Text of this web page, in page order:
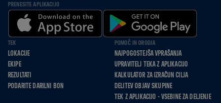
PRENESITE APLIKACIJO
TEK
LOKACIJE
EKIPE
REZULTATI
PODARITE DARILNI BON
POMOČ IN ORODJA
NAJPOGOSTEJŠA VPRAŠANJA
UPRAVITELJ TEKA Z APLIKACIJO
KALKULATOR ZA IZRAČUN CILJA
DELITEV OBJAV SKUPINE
TEK Z APLIKACIJO - VSEBINE ZA DELJENJE